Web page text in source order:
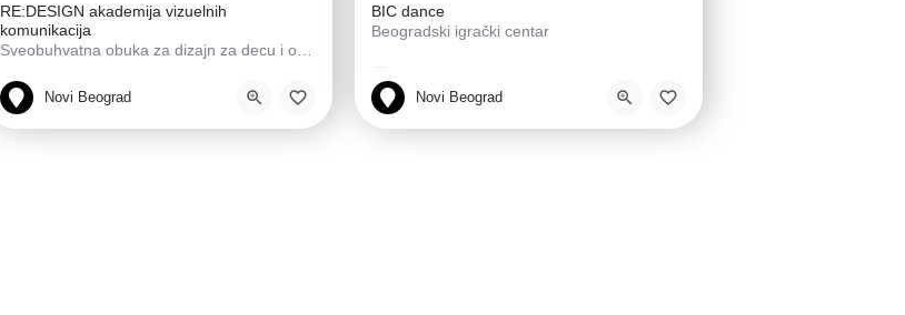
RE:DESIGN akademija vizuelnih
komunikacija
Škola tehnologija, Umetnička škola
Novi Beograd
BIC dance
Beogradski igrački centar
Novi Beograd